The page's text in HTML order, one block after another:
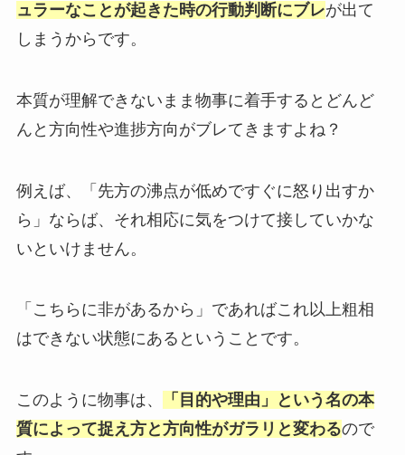
ュラーなことが起きた時の行動判断にブレが出て
しまうからです。
本質が理解できないまま物事に着手するとどんど
んと方向性や進捗方向がブレてきますよね？
例えば、「先方の沸点が低めですぐに怒り出すか
ら」ならば、それ相応に気をつけて接していかな
いといけません。
「こちらに非があるから」であればこれ以上粗相
はできない状態にあるということです。
このように物事は、
「目的や理由」という名の本
質によって捉え方と方向性がガラリと変わるので